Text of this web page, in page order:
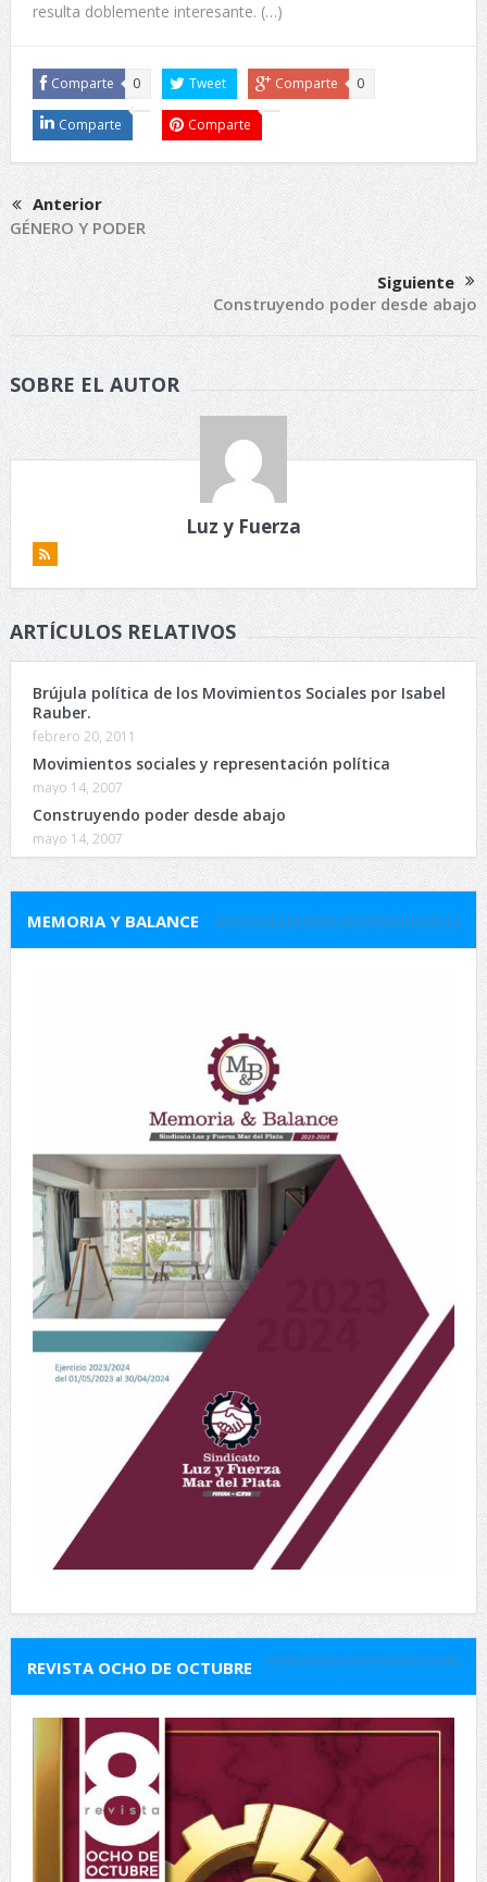
resulta doblemente interesante. (…)
Comparte 0 Tweet Comparte 0
Comparte Comparte
Anterior
GÉNERO Y PODER
Siguiente
Construyendo poder desde abajo
SOBRE EL AUTOR
Luz y Fuerza
ARTÍCULOS RELATIVOS
Brújula política de los Movimientos Sociales por Isabel
Rauber.
febrero 20, 2011
Movimientos sociales y representación política
mayo 14, 2007
Construyendo poder desde abajo
mayo 14, 2007
MEMORIA Y BALANCE
REVISTA OCHO DE OCTUBRE